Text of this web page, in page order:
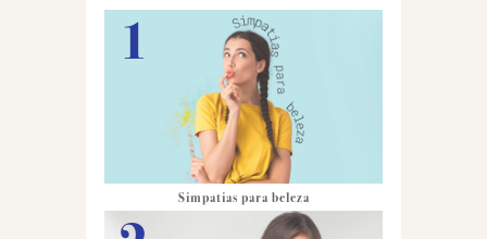
Simpatias para beleza